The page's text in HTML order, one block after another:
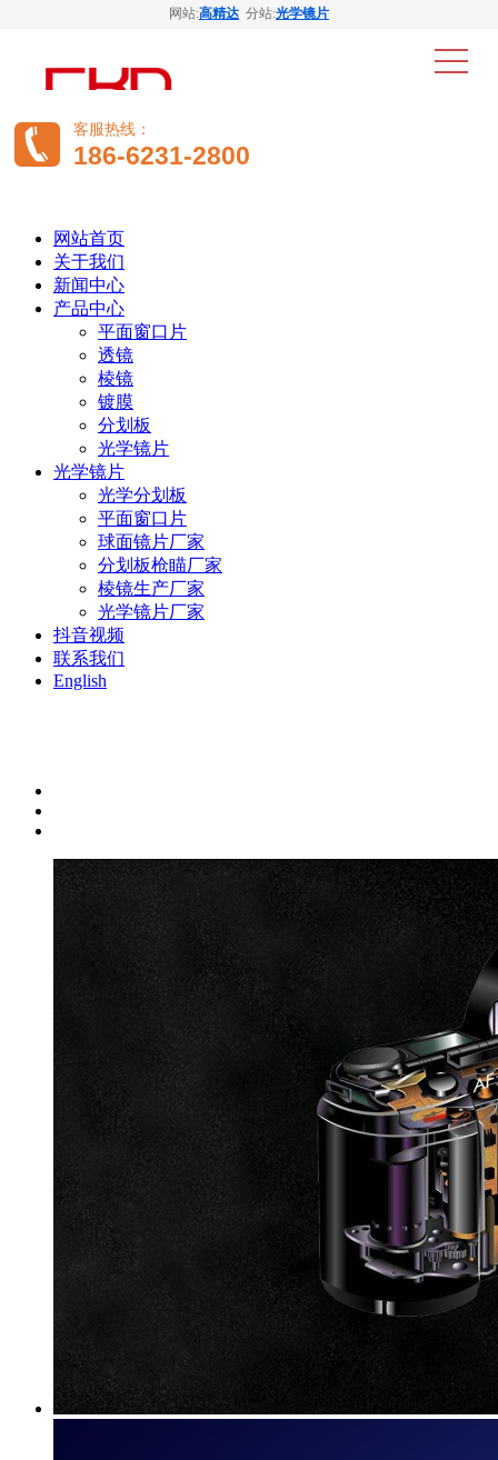
网站:高精达 分站:光学镜片
客服热线：
186-6231-2800
网站首页
关于我们
新闻中心
产品中心
平面窗口片
透镜
棱镜
镀膜
分划板
光学镜片
光学镜片
光学分划板
平面窗口片
球面镜片厂家
分划板枪瞄厂家
棱镜生产厂家
光学镜片厂家
抖音视频
联系我们
English